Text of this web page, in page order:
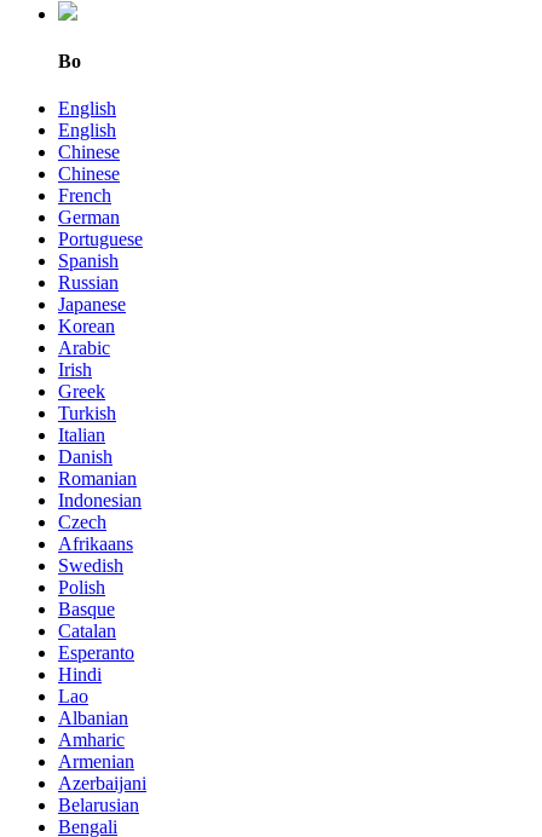
Bo
English
English
Chinese
Chinese
French
German
Portuguese
Spanish
Russian
Japanese
Korean
Arabic
Irish
Greek
Turkish
Italian
Danish
Romanian
Indonesian
Czech
Afrikaans
Swedish
Polish
Basque
Catalan
Esperanto
Hindi
Lao
Albanian
Amharic
Armenian
Azerbaijani
Belarusian
Bengali